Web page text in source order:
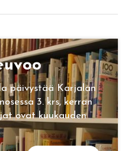
päivystää Karjalan
3. krs, kerran
ovat kuukauden